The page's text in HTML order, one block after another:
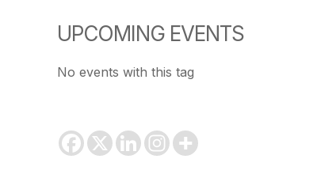
UPCOMING EVENTS
No events with this tag